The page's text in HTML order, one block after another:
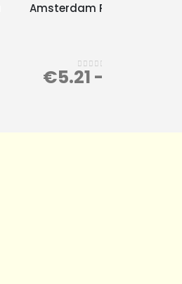
Amsterdam Poppers 24ml
0out of 5
€5.21 -